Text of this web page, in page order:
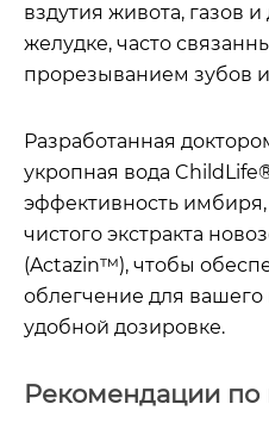
вздутия живота, газов
желудке, часто
прорезыванием зубов
Разработанная
укропная вода
эффективность
чистого экстракта
(Actazin™), чтобы
облегчение для
удобной дозировке.
Рекомендации